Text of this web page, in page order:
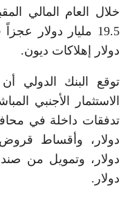
دولار إهلاكات ديون.
توقع البنك الدولي
دولار.